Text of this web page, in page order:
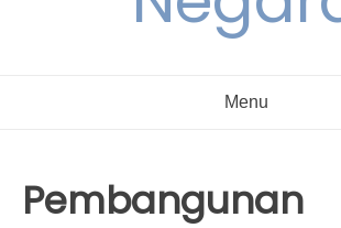
Menu
Pembangunan